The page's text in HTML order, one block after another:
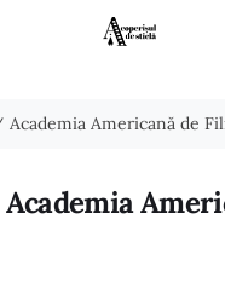
Academia Americană de
Academia